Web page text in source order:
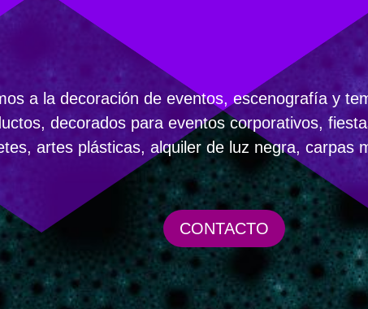
a la decoración de eventos, escenografía y
decorados para eventos corporativos,
artes plásticas, alquiler de luz negra, carpas
CONTACTO